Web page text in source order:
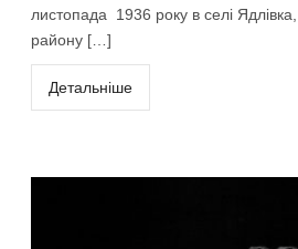
листопада 1936 року в селі
району […]
Детальніше